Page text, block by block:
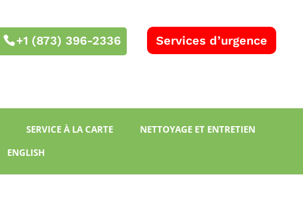
+1 (873) 396-2336 Services d’urgence
SERVICE À LA CARTE
NETTOYAGE ET ENTRETIEN
ENGLISH